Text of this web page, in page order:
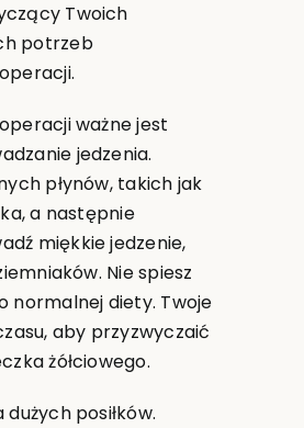
Twoich
potrzeb
ważne jest
jedzenia.
płynów, takich jak
a następnie
miękkie jedzenie,
Nie spiesz
normalnej diety. Twoje
aby przyzwyczaić
żółciowego.
posiłków.